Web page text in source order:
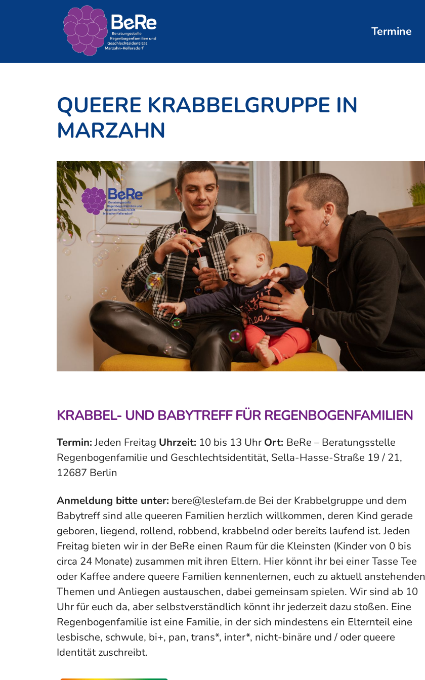
Termine
QUEERE KRABBELGRUPPE IN
MARZAHN
KRABBEL- UND BABYTREFF FÜR REGENBOGENFAMILIEN
Termin:Jeden Freitag Uhrzeit: 10 bis 13 Uhr Ort: BeRe – Beratungsstelle
Regenbogenfamilie und Geschlechtsidentität, Sella-Hasse-Straße 19 / 21,
12687 Berlin
Anmeldung bitte unter: bere@leslefam.de Bei der Krabbelgruppe und dem
Babytreff sind alle queeren Familien herzlich willkommen, deren Kind gerade
geboren, liegend, rollend, robbend, krabbelnd oder bereits laufend ist. Jeden
Freitag bieten wir in der BeRe einen Raum für die Kleinsten (Kinder von 0 bis
circa 24 Monate) zusammen mit ihren Eltern. Hier könnt ihr bei einer Tasse Tee
oder Kaffee andere queere Familien kennenlernen, euch zu aktuell anstehenden
Themen und Anliegen austauschen, dabei gemeinsam spielen. Wir sind ab 10
Uhr für euch da, aber selbstverständlich könnt ihr jederzeit dazu stoßen. Eine
Regenbogenfamilie ist eine Familie, in der sich mindestens ein Elternteil eine
lesbische, schwule, bi+, pan, trans*, inter*, nicht-binäre und / oder queere
Identität zuschreibt.